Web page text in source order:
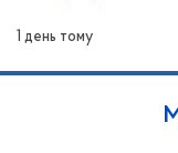
1 день тому